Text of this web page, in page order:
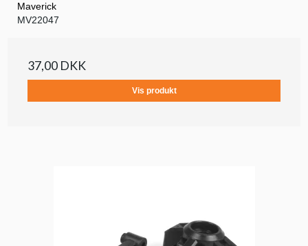
Maverick
MV22047
37,00 DKK
Vis produkt